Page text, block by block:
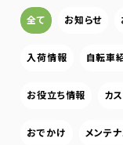
全て お知らせ
入荷情報 自転車
お役立ち情報 カ
おでかけ メンテ